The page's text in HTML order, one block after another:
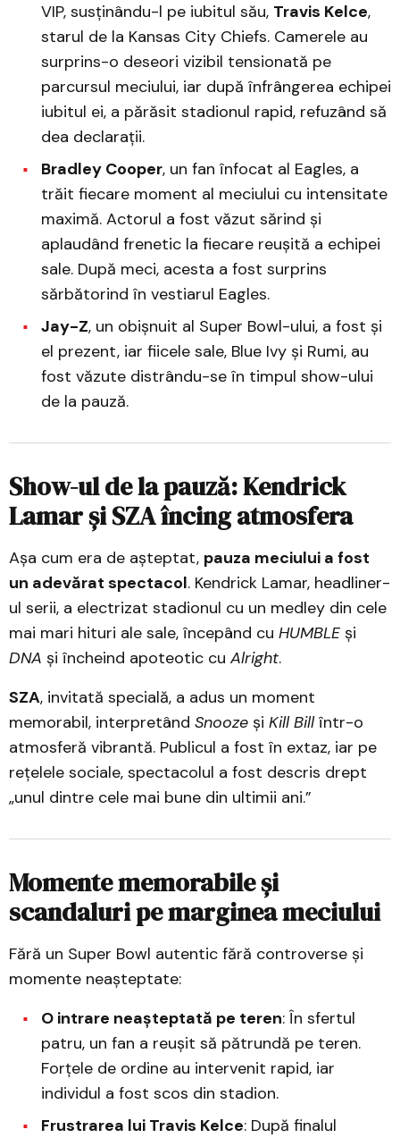
VIP, susținându-l pe iubitul său, Travis Kelce,
starul de la Kansas City Chiefs. Camerele au
surprins-o deseori vizibil tensionată pe
parcursul meciului, iar după înfrângerea echipei
iubitul ei, a părăsit stadionul rapid, refuzând să
dea declarații.
Bradley Cooper, un fan înfocat al Eagles, a
trăit fiecare moment al meciului cu intensitate
maximă. Actorul a fost văzut sărind și
aplaudând frenetic la fiecare reușită a echipei
sale. După meci, acesta a fost surprins
sărbătorind în vestiarul Eagles.
Jay-Z, un obișnuit al Super Bowl-ului, a fost și
el prezent, iar fiicele sale, Blue Ivy și Rumi, au
fost văzute distrându-se în timpul show-ului
de la pauză.
Show-ul de la pauză: Kendrick
Lamar și SZA încing atmosfera
Așa cum era de așteptat, pauza meciului a fost
un adevărat spectacol. Kendrick Lamar, headliner-
ul serii, a electrizat stadionul cu un medley din cele
mai mari hituri ale sale, începând cu HUMBLE și
DNA și încheind apoteotic cu Alright.
SZA, invitată specială, a adus un moment
memorabil, interpretând Snooze și Kill Billîntr-o
atmosferă vibrantă. Publicul a fost în extaz, iar pe
rețelele sociale, spectacolul a fost descris drept
„unul dintre cele mai bune din ultimii ani.”
Momente memorabile și
scandaluri pe marginea meciului
Fără un Super Bowl autentic fără controverse și
momente neașteptate:
O intrare neașteptată pe teren: În sfertul
patru, un fan a reușit să pătrundă pe teren.
Forțele de ordine au intervenit rapid, iar
individul a fost scos din stadion.
Frustrarea lui Travis Kelce: După finalul